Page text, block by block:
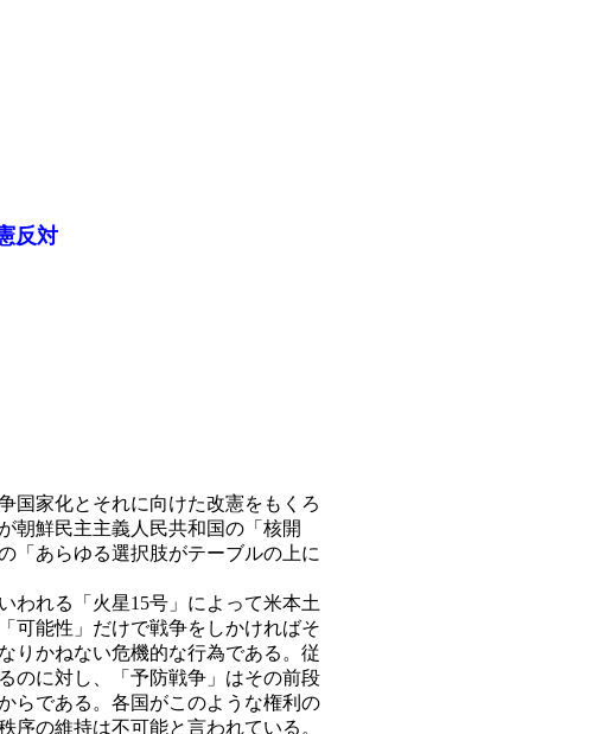
反対
国家化とそれに向けた改憲をもくろ
朝鮮民主主義人民共和国の「核開
「あらゆる選択肢がテーブルの上に
れる「火星15号」によって米本土
可能性」だけで戦争をしかければそ
りかねない危機的な行為である。従
のに対し、「予防戦争」はその前段
らである。各国がこのような権利の
の維持は不可能と言われている。